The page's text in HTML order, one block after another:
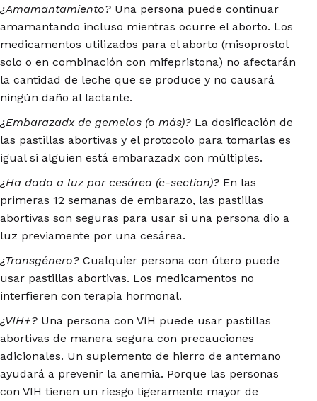
¿Amamantamiento? Una persona puede continuar
amamantando incluso mientras ocurre el aborto. Los
medicamentos utilizados para el aborto (misoprostol
solo o en combinación con mifepristona) no afectarán
la cantidad de leche que se produce y no causará
ningún daño al lactante.
¿Embarazadx de gemelos (o más)? La dosificación de
las pastillas abortivas y el protocolo para tomarlas es
igual si alguien está embarazadx con múltiples.
¿Ha dado a luz por cesárea (c-section)? En las
primeras 12 semanas de embarazo, las pastillas
abortivas son seguras para usar si una persona dio a
luz previamente por una cesárea.
¿Transgénero? Cualquier persona con útero puede
usar pastillas abortivas. Los medicamentos no
interfieren con terapia hormonal.
¿VIH+? Una persona con VIH puede usar pastillas
abortivas de manera segura con precauciones
adicionales. Un suplemento de hierro de antemano
ayudará a prevenir la anemia. Porque las personas
con VIH tienen un riesgo ligeramente mayor de